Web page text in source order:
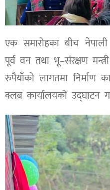
एक समारोहका बीच
पूर्व वन तथा भू–संरक्षण
रुपैयाँको लागतमा निर्माण
क्लब कार्यालयको उद्घाटन